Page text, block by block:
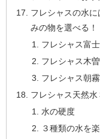
フレシャスの水
みの物を選べる！
フレシャス富士
フレシャス木曽
フレシャス朝
フレシャス天然
水の硬度
３種類の水を